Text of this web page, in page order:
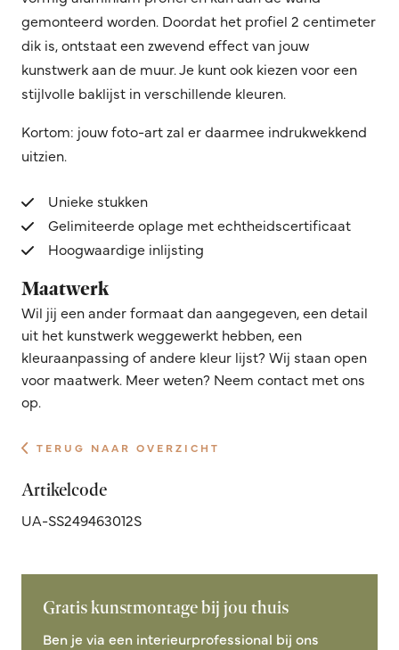
gemonteerd worden. Doordat het profiel 2 centimeter
dik is, ontstaat een zwevend effect van jouw
kunstwerk aan de muur. Je kunt ook kiezen voor een
stijlvolle baklijst in verschillende kleuren.
Kortom: jouw foto-art zal er daarmee indrukwekkend
uitzien.
Unieke stukken
Gelimiteerde oplage met echtheidscertificaat
Hoogwaardige inlijsting
Maatwerk
Wil jij een ander formaat dan aangegeven, een detail
uit het kunstwerk weggewerkt hebben, een
kleuraanpassing of andere kleur lijst? Wij staan open
voor maatwerk. Meer weten? Neem contact met ons
op.
TERUG NAAR OVERZICHT
Artikelcode
UA-SS249463012S
Gratis kunstmontage bij jou thuis
Ben je via een interieurprofessional bij ons